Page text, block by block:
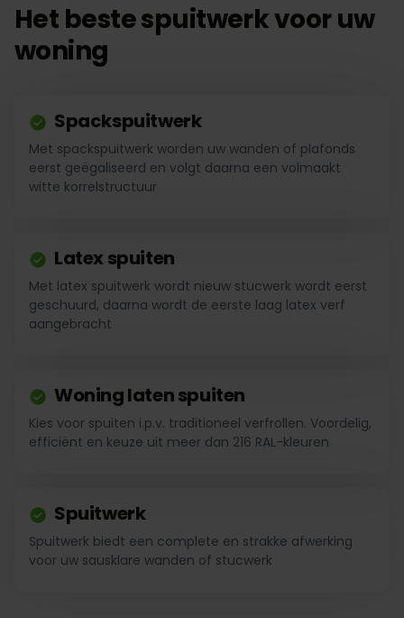
Het beste spuitwerk voor uw
woning
Spackspuitwerk
Met spackspuitwerk worden uw wanden of plafonds
eerst geëgaliseerd en volgt daarna een volmaakt
witte korrelstructuur
Latex spuiten
Met latex spuitwerk wordt nieuw stucwerk wordt eerst
geschuurd, daarna wordt de eerste laag latex verf
aangebracht
Woning laten spuiten
Kies voor spuiten i.p.v. traditioneel verfrollen. Voordelig,
efficiënt en keuze uit meer dan 216 RAL-kleuren
Spuitwerk
Spuitwerk biedt een complete en strakke afwerking
voor uw sausklare wanden of stucwerk